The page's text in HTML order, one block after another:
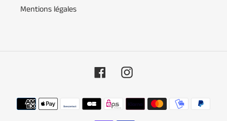
Mentions légales
FacebookInstagram
Moyens
de